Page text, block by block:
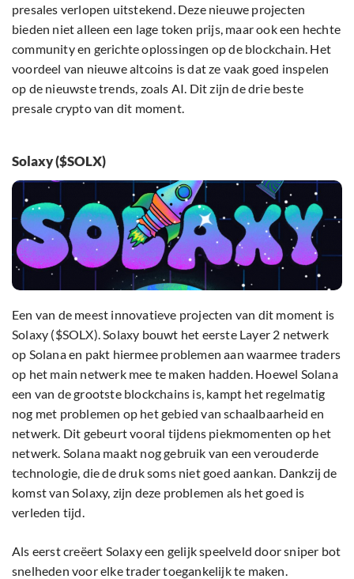
presales verlopen uitstekend. Deze nieuwe projecten
bieden niet alleen een lage token prijs, maar ook een hechte
community en gerichte oplossingen op de blockchain. Het
voordeel van nieuwe altcoins is dat ze vaak goed inspelen
op de nieuwste trends, zoals AI. Dit zijn de drie beste
presale crypto van dit moment.
Solaxy ($SOLX)
Een van de meest innovatieve projecten van dit moment is
Solaxy ($SOLX). Solaxy bouwt het eerste Layer 2 netwerk
op Solana en pakt hiermee problemen aan waarmee traders
op het main netwerk mee te maken hadden. Hoewel Solana
een van de grootste blockchains is, kampt het regelmatig
nog met problemen op het gebied van schaalbaarheid en
netwerk. Dit gebeurt vooral tijdens piekmomenten op het
netwerk. Solana maakt nog gebruik van een verouderde
technologie, die de druk soms niet goed aankan. Dankzij de
komst van Solaxy, zijn deze problemen als het goed is
verleden tijd.
Als eerst creëert Solaxy een gelijk speelveld door sniper bot
snelheden voor elke trader toegankelijk te maken.